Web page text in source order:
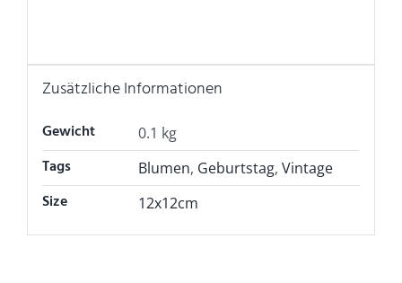
Zusätzliche Informationen
Gewicht 0.1 kg
Tags Blumen, Geburtstag, Vintage
Size 12x12cm